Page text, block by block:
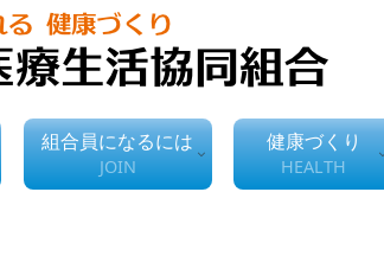
組合員になるには
JOIN
健康づくり
HEALTH